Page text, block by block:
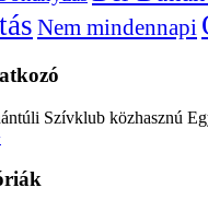
Nem mindennapi
Szívklub közhasznú